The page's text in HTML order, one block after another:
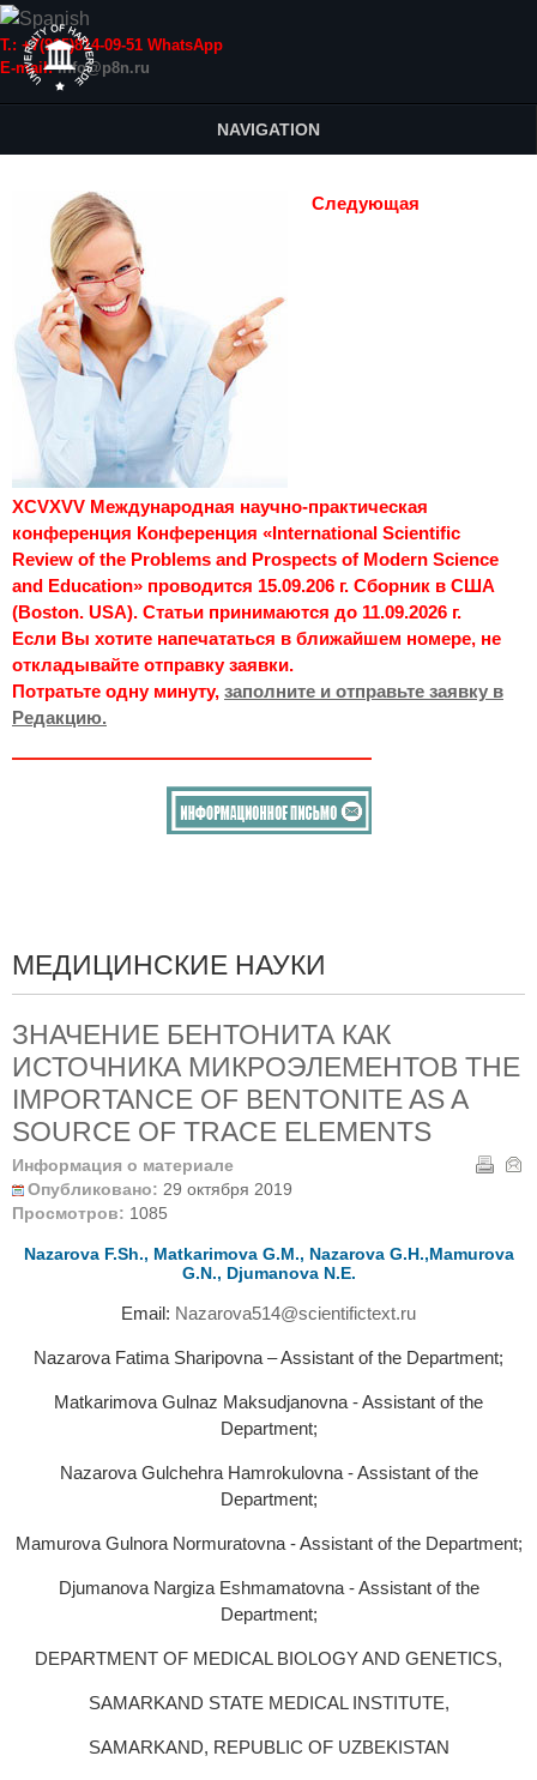
Т.: +7(915)814-09-51 WhatsApp
E-mail:info@p8n.ru
NAVIGATION
Следующая
XCVXVV Международная научно-практическая
конференция Конференция «International Scientific
Review of the Problems and Prospects of Modern Science
and Education» проводится 15.09.206 г. Сборник в США
(Boston. USA). Статьи принимаются до 11.09.2026 г.
Если Вы хотите напечататься в ближайшем номере, не
откладывайте отправку заявки.
Потратьте одну минуту, заполните и отправьте заявку в
Редакцию.
МЕДИЦИНСКИЕ НАУКИ
ЗНАЧЕНИЕ БЕНТОНИТА КАК
ИСТОЧНИКА МИКРОЭЛЕМЕНТОВ THE
IMPORTANCE OF BENTONITE AS A
SOURCE OF TRACE ELEMENTS
Информация о материале
Опубликовано: 29 октября 2019
Просмотров: 1085
Nazarova F.Sh., Matkarimova G.M., Nazarova G.Н.,Mamurova
G.N., Djumanova N.E.
Email: Nazarova514@scientifictext.ru
Nazarova Fatima Sharipovna – Assistant of the Department;
Matkarimova Gulnaz Maksudjanovna - Assistant of the
Department;
Nazarova Gulchehra Нamrokulovna - Assistant of the
Department;
Mamurova Gulnora Normuratovna - Assistant of the Department;
Djumanova Nargiza Eshmamatovna - Assistant of the
Department;
DEPARTMENT OF MEDICAL BIOLOGY AND GENETICS,
SAMARKAND STATE MEDICAL INSTITUTE,
SAMARKAND, REPUBLIC OF UZBEKISTAN